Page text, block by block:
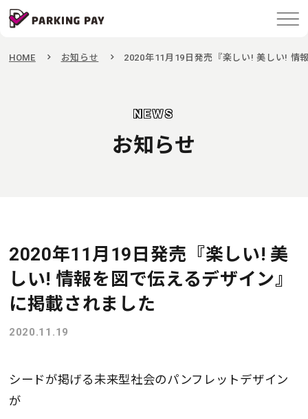
HOME お知らせ 2020年11月19日発売『楽しい! 美しい! 情
NEWS
お知らせ
2020年11月19日発売『楽しい! 美
しい! 情報を図で伝えるデザイン』
に掲載されました
2020.11.19
シードが掲げる未来型社会のパンフレットデザイン
が